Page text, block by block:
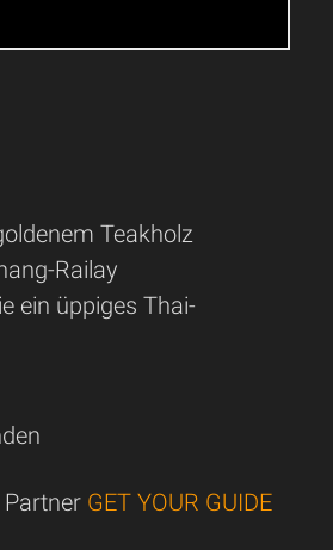
Teakholz
Railay
ein üppiges Thai-
GET YOUR GUIDE